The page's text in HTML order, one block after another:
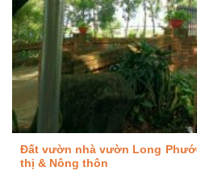
Đất vườn nhà vườn Long
thị & Nông thôn